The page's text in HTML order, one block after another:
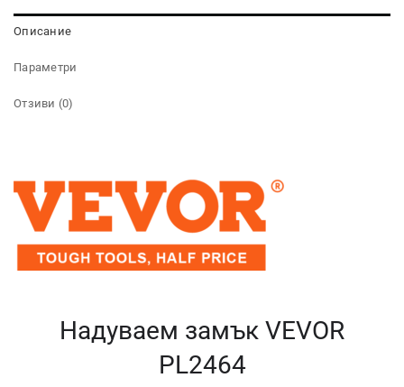
Описание
Параметри
Отзиви (0)
Надуваем замък VEVOR
PL2464